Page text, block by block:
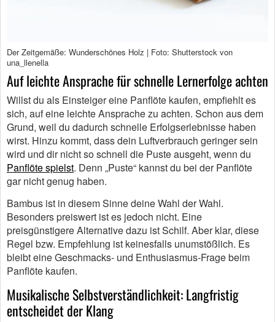
Der Zeitgemäße: Wunderschönes Holz | Foto: Shutterstock von
una_llenella
Auf leichte Ansprache für schnelle Lernerfolge achten
Willst du als Einsteiger eine Panflöte kaufen, empfiehlt es
sich, auf eine leichte Ansprache zu achten. Schon aus dem
Grund, weil du dadurch schnelle Erfolgserlebnisse haben
wirst. Hinzu kommt, dass dein Luftverbrauch geringer sein
wird und dir nicht so schnell die Puste ausgeht, wenn du
Panflöte spielst. Denn „Puste“ kannst du bei der Panflöte
gar nicht genug haben.
Bambus ist in diesem Sinne deine Wahl der Wahl.
Besonders preiswert ist es jedoch nicht. Eine
preisgünstigere Alternative dazu ist Schilf. Aber klar, diese
Regel bzw. Empfehlung ist keinesfalls unumstößlich. Es
bleibt eine Geschmacks- und Enthusiasmus-Frage beim
Panflöte kaufen.
Musikalische Selbstverständlichkeit: Langfristig
entscheidet der Klang